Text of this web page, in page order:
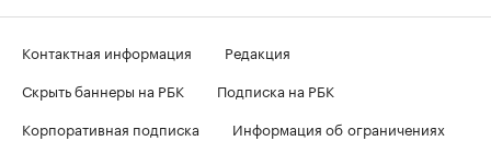
Контактная информация
Редакция
Скрыть баннеры на РБК
Подписка на РБК
Корпоративная подписка
Информация об ограничениях